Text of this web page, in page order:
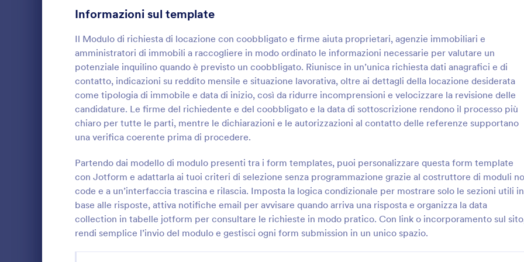
Informazioni sul template
Il Modulo di richiesta di locazione con coobbligato e firme aiuta proprietari, agenzie immobiliari e
amministratori di immobili a raccogliere in modo ordinato le informazioni necessarie per valutare un
potenziale inquilino quando è previsto un coobbligato. Riunisce in un’unica richiesta dati anagrafici e di
contatto, indicazioni su reddito mensile e situazione lavorativa, oltre ai dettagli della locazione desiderata
come tipologia di immobile e data di inizio, così da ridurre incomprensioni e velocizzare la revisione delle
candidature. Le firme del richiedente e del coobbligato e la data di sottoscrizione rendono il processo più
chiaro per tutte le parti, mentre le dichiarazioni e le autorizzazioni al contatto delle referenze supportano
una verifica coerente prima di procedere.
Partendo dai modello di modulo presenti tra i form templates, puoi personalizzare questa form template
con Jotform e adattarla ai tuoi criteri di selezione senza programmazione grazie al costruttore di moduli no
code e a un’interfaccia trascina e rilascia. Imposta la logica condizionale per mostrare solo le sezioni utili in
base alle risposte, attiva notifiche email per avvisare quando arriva una risposta e organizza la data
collection in tabelle jotform per consultare le richieste in modo pratico. Con link o incorporamento sul
rendi semplice l’invio del modulo e gestisci ogni form submission in un unico spazio.
Modulo Di Referenze Per Locazione
Raccogli referenze sulla locazione in modo
uniforme con il Modulo di referenza
e agenzie immobiliari che vogliono valutare
un inquilino e gestire la data collection
online con Jotform.
Go to Category:
Moduli di Gestione Immobiliare
Usa Template
:
Questionario di Candidatura
Modulo per agenzie e
candidati e organizzare le
unico modello di modulo
incorporabile con Jotform.
Go to Category:
Moduli Immobiliari
Usa Template
9
Moduli di Candidatura per il Personale 5
Moduli Domanda Sponsorizzazione 5
Template Modulo Domanda Adozione Animali Domestici 5
Template Modulo Domanda Tirocinio
Moduli di Domanda per Borse di Studio 4
Moduli Richiesta Medica 3